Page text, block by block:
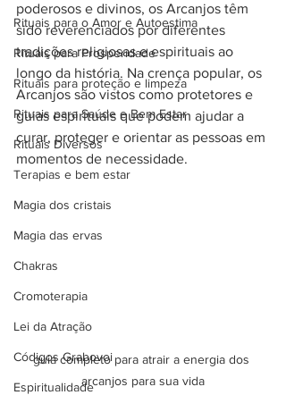
Rituais para o Amor e Autoestima
Rituais para Prosperidade
Rituais para proteção e limpeza
Rituais para Saúde e Bem Estar
Rituais Diversos
Terapias e bem estar
Magia dos cristais
Magia das ervas
Chakras
Cromoterapia
Lei da Atração
Códigos Grabovoi
Espiritualidade
poderosos e divinos, os Arcanjos têm
sido reverenciados por diferentes
tradições religiosas e espirituais ao
longo da história. Na crença popular, os
Arcanjos são vistos como protetores e
guias espirituais que podem ajudar a
curar, proteger e orientar as pessoas em
momentos de necessidade.
guia completo para atrair a energia dos
arcanjos para sua vida